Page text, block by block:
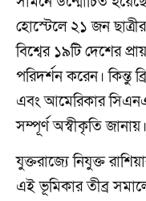
হোস্টেলে ২১ জন
বিশ্বের ১৯টি দেশের
পরিদর্শন করেন। কিন্তু
এবং আমেরিকার
সম্পূর্ণ অস্বীকৃতি জানায়।
যুক্তরাজ্যে নিযুক্ত
এই ভূমিকার তীব্র